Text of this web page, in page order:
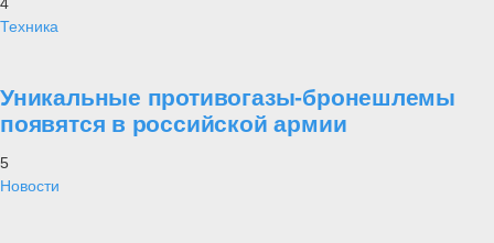
4
Техника
Уникальные противогазы-бронешлемы
появятся в российской армии
5
Новости